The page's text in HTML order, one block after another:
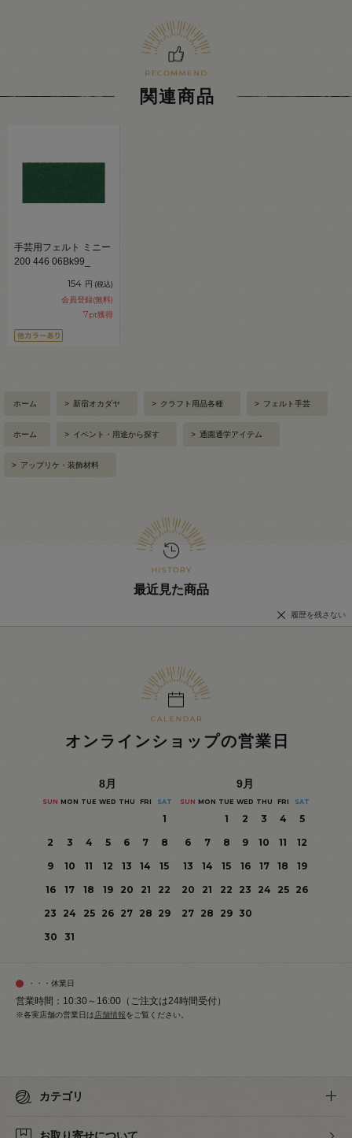
関連商品
手芸用フェルト ミニー
200 446 06Bk99_
154 円 (税込)
会員登録(無料)
7pt獲得
ホーム > 新宿オカダヤ > クラフト用品各種 > フェルト手芸
ホーム > イベント・用途から探す > 通園通学アイテム
> アップリケ・装飾材料
最近見た商品
履歴を残さない
オンラインショップの営業日
8月
SUN MON TUE WED THU FRI SAT
1
2
3 4 5 6 7
8
9
10 11 12 13 14
15
16
17 18 19 20 21
22
23
24 25 26 27 28 29
30
31
9月
SUN MON TUE WED THU FRI SAT
1 2 3 4
5
6
7 8 9 10 11
12
13
14 15 16 17 18
19
20
21 22 23 24 25
26
27 28 29 30
・・・休業日
営業時間：10:30～16:00（ご注文は24時間受付）
※各実店舗の営業日は 店舗情報をご覧ください。
カテゴリ